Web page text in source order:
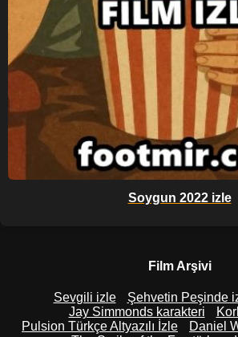
Soygun 2022 izle
Film Arşivi
Sevgili izle
Şehvetin Peşinde
Jay Simmonds karakteri
Pulsion Türkçe Altyazılı İzle
Daniel